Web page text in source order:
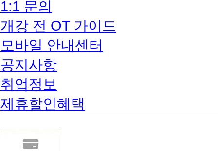
1:1 문의
개강 전 OT 가이드
모바일 안내센터
공지사항
취업정보
제휴할인혜택